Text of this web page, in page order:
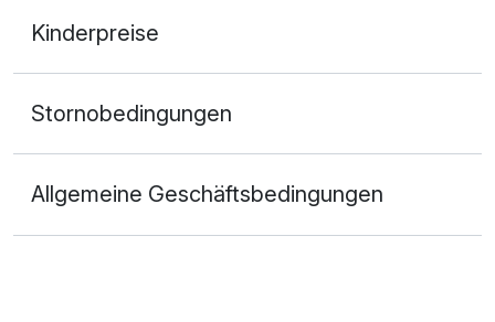
Kinderpreise
Stornobedingungen
Allgemeine Geschäftsbedingungen